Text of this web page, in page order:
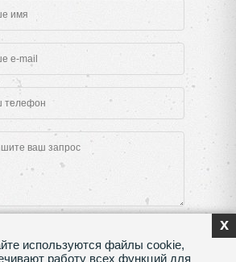
x
используются файлы cookie,
работу всех функций для